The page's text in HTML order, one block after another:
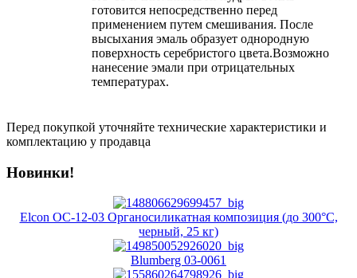
готовится непосредственно перед
применением путем смешивания. После
высыхания эмаль образует однородную
поверхность серебристого цвета.Возможно
нанесение эмали при отрицательных
температурах.
Перед покупкой уточняйте технические характеристики и
комплектацию у продавца
Новинки!
Elcon ОС-12-03 Органосиликатная композиция (до 300°C,
черный, 25 кг)
Blumberg 03-0061